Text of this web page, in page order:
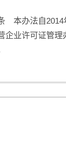
办法自2014年
企业许可证管